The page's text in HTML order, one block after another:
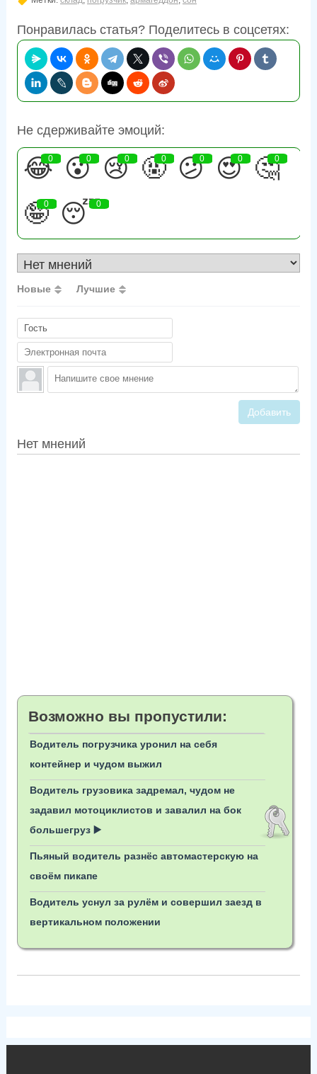
Понравилась статья? Поделитесь в соцсетях:
Не сдерживайте эмоций:
😂
0 😮
0 😢
0 🤬
0 😕
0 😍
0 🤔
0
🤪
0 😴
0
Новые Лучшие
Добавить
Нет мнений
Возможно вы пропустили:
Водитель погрузчика уронил на себя
контейнер и чудом выжил
Водитель грузовика задремал, чудом не
задавил мотоциклистов и завалил на бок
большегруз ▶️
Пьяный водитель разнёс автомастерскую на
своём пикапе
Водитель уснул за рулём и совершил заезд в
вертикальном положении